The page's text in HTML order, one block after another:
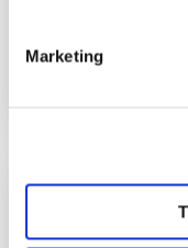
Marketing
Tegning:
Filer